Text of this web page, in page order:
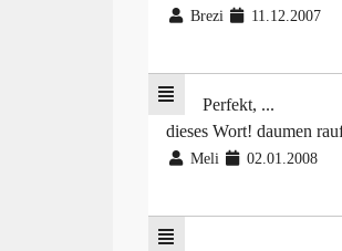
Brezi 11.12.2007
Perfekt, ...
dieses Wort! daumen
Meli 02.01.2008